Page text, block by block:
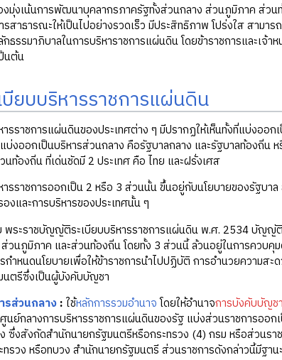
มุ่งเน้นการพัฒนาบุคลากรภาครัฐทั้งส่วนกลาง ส่วนภูมิภาค ส่ว
รสาธารณะให้เป็นไปอย่างรวดเร็ว มีประสิทธิภาพ โปร่งใส สา
ธรรมาภิบาลในการบริหาราชการแผ่นดิน โดยข้าราชการและเจ้
นต้น
บียบบริหารราชการแผ่นดิน
ารราชการแผ่นดินของประเทศต่าง ๆ มีปรากฏให้เห็นทั้งที่แบ่งอ
บ่งออกเป็นบริหารส่วนกลาง คือรัฐบาลกลาง และรัฐบาลท้องถิ่น
ท้องถิ่น ที่เด่นชัดมี 2 ประเทศ คือ ไทย และฝรั่งเศส
ารราชการออกเป็น 2 หรือ 3 ส่วนนั้น ขึ้นอยู่กับนโยบายของรัฐบ
งและการบริหารของประเทศนั้น ๆ
พระราชบัญญัติระเบียบบริหารราชการแผ่นดิน พ.ศ. 2534 บัญญั
วนภูมิภาค และส่วนท้องถิ่น โดยทั้ง 3 ส่วนนี้ ล้วนอยู่ในการควบ
ำหนดนโยบายเพื่อให้ข้าราชการนำไปปฏิบัติ การอำนวยความส
ตรีซึ่งเป็นผู้บังคับบัญชา
รส่วนกลาง: ใช้หลักการรวมอำนาจโดยให้อำนาจการบังคับบัญชา
ศูนย์กลางการบริหารราชการแผ่นดินของรัฐ แบ่งส่วนราชการออก
ซึ่งสังกัดสำนักนายกรัฐมนตรีหรือกระทรวง (4) กรม หรือส่วนร
รวง หรือทบวง สำนักนายกรัฐมนตรี ส่วนราชการดังกล่าวนี้มีฐา